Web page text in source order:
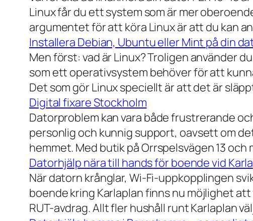
Linux får du ett system som är mer
argumentet för att köra Linux är att du kan
Installera Debian, Ubuntu eller Mint på din
Men först: vad är Linux? Troligen använder
som ett operativsystem behöver för att
Det som gör Linux speciellt är att det är
Digital fixare Stockholm
Datorproblem kan vara både frustrerande
personlig och kunnig support, oavsett om
hemmet. Med butik på Orrspelsvägen 13
Datorhjälp nära till hands för boende vid
När datorn krånglar, Wi-Fi-uppkopplingen
boende kring Karlaplan finns nu möjlighet
RUT-avdrag. Allt fler hushåll runt Karlaplan